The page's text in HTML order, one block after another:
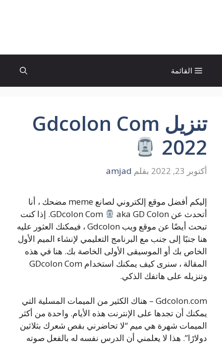
القائمة
تنزيل Gdcolon Com
2022
أكتوبر 23, 2022 بقلم amjad
إليكم أفضل موقع إلكتروني لصانع meme مضحك ، أنا
أتحدث عن GDcolon Com
aka GD Colon. إذا كنت
تبحث أيضًا عن موقع ويب Gdcolon ، فيمكنك العثور عليه
هنا جنبًا إلى جنب مع البرنامج التعليمي لإنشاء الميم الأول
الخاص بك أو الموسيقى الأولى الخاصة بك. هنا في هذه
المقالة ، سنرى كيف يمكنك استخدام GDcolon Com
وتنزيله على هاتفك الذكي.
Gdcolon.com – هناك الكثير من الميمات المسلية التي
يمكنك أن تجدها على الإنترنت هذه الأيام. واحدة من أكثر
الميمات شهرة هي ميم “لا تحاضرني بقص شعرك بثلاثين
دولارًا”. هذا لا يعلمني أن الدرس نفسه له بالفعل صوته